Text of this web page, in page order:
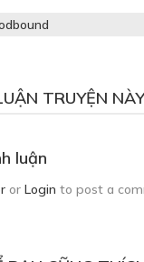
TRUYỆN NÀY
luận
or Login to post a